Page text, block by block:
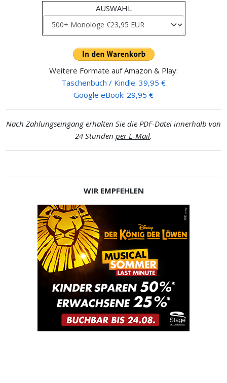
AUSWAHL
Weitere Formate auf Amazon & Play:
Taschenbuch / Kindle: 39,95 €
Google eBook: 29,95 €
Nach Zahlungseingang erhalten Sie die PDF-Datei innerhalb von
24 Stunden per E-Mail.
WIR EMPFEHLEN